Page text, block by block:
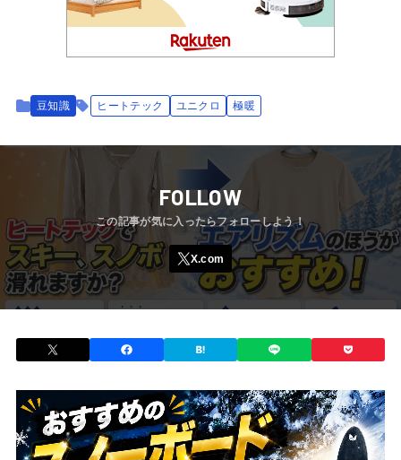
豆知識 ヒートテック ユニクロ 極暖
FOLLOW